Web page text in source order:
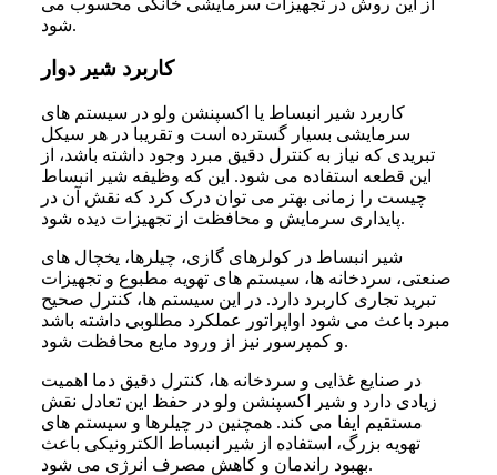
از این روش در تجهیزات سرمایشی خانگی محسوب می
شود.
کاربرد شیر دوار
کاربرد شیر انبساط یا اکسپنشن ولو در سیستم های
سرمایشی بسیار گسترده است و تقریبا در هر سیکل
تبریدی که نیاز به کنترل دقیق مبرد وجود داشته باشد، از
این قطعه استفاده می شود. این که وظیفه شیر انبساط
چیست را زمانی بهتر می توان درک کرد که نقش آن در
پایداری سرمایش و محافظت از تجهیزات دیده شود.
شیر انبساط در کولرهای گازی، چیلرها، یخچال های
صنعتی، سردخانه ها، سیستم های تهویه مطبوع و تجهیزات
تبرید تجاری کاربرد دارد. در این سیستم ها، کنترل صحیح
مبرد باعث می شود اواپراتور عملکرد مطلوبی داشته باشد
و کمپرسور نیز از ورود مایع محافظت شود.
در صنایع غذایی و سردخانه ها، کنترل دقیق دما اهمیت
زیادی دارد و شیر اکسپنشن ولو در حفظ این تعادل نقش
مستقیم ایفا می کند. همچنین در چیلرها و سیستم های
تهویه بزرگ، استفاده از شیر انبساط الکترونیکی باعث
بهبود راندمان و کاهش مصرف انرژی می شود.